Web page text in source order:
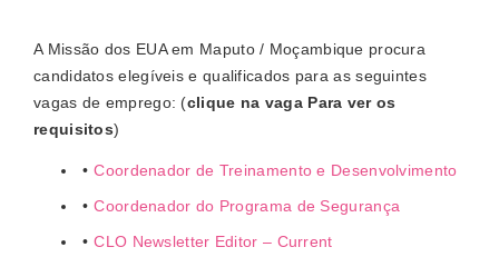
A Missão dos EUA em Maputo / Moçambique procura
candidatos elegíveis e qualificados para as seguintes
vagas de emprego: (clique na vaga Para ver os
requisitos)
Coordenador de Treinamento e Desenvolvimento
Coordenador do Programa de Segurança
CLO Newsletter Editor – Current